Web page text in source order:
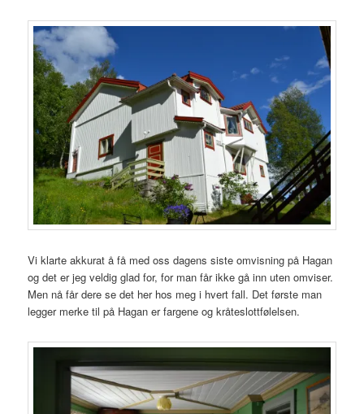
Vi klarte akkurat å få med oss dagens siste omvisning på Hagan
og det er jeg veldig glad for, for man får ikke gå inn uten omviser.
Men nå får dere se det her hos meg i hvert fall. Det første man
legger merke til på Hagan er fargene og kråteslottfølelsen.